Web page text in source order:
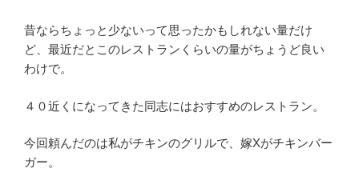
昔ならちょっと少ないって思ったかもしれない量だけ
ど、最近だとこのレストランくらいの量がちょうど良い
わけで。
４０近くになってきた同志にはおすすめのレストラン。
今回頼んだのは私がチキンのグリルで、嫁Xがチキンバー
ガー。